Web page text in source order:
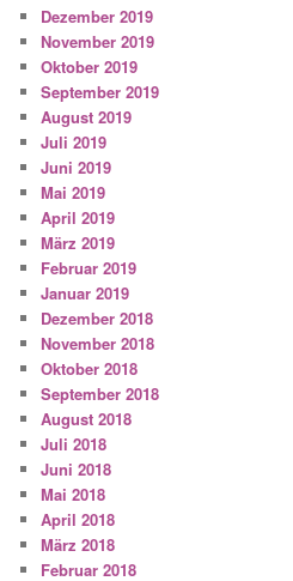
Dezember 2019
November 2019
Oktober 2019
September 2019
August 2019
Juli 2019
Juni 2019
Mai 2019
April 2019
März 2019
Februar 2019
Januar 2019
Dezember 2018
November 2018
Oktober 2018
September 2018
August 2018
Juli 2018
Juni 2018
Mai 2018
April 2018
März 2018
Februar 2018